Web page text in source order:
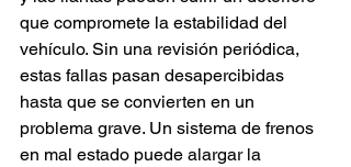
que compromete la estabilidad del
vehículo. Sin una revisión periódica,
estas fallas pasan desapercibidas
hasta que se convierten en un
problema grave. Un sistema de frenos
en mal estado puede alargar la